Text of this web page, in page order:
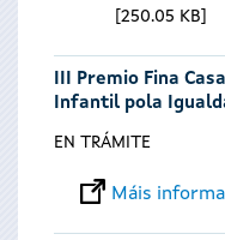
250.05 KB
III Premio Fina
Infantil pola
EN TRÁMITE
Máis